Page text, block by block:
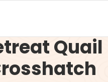
Herschel
Quail